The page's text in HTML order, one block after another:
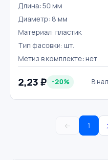
Длина: 50 мм
Диаметр: 8 мм
Материал: пластик
Тип фасовки: шт.
Метиз в комплекте: нет
2,23 ₽ -20% В
← 1